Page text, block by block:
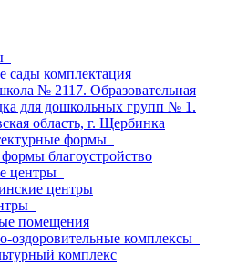
сады комплектация
№ 2117. Образовательная
для дошкольных групп № 1.
область, г. Щербинка
формы
благоустройство
центры
центры
помещения
оздоровительные комплексы
комплекс